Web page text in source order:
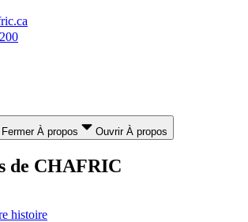
Fermer À propos Ouvrir À propos
de CHAFRIC
histoire